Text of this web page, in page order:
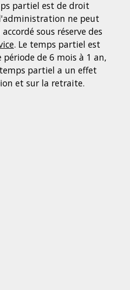
partiel est de droit
ne peut
sous réserve des
. Le temps partiel est
période de 6 mois à 1 an,
partiel a un effet
et sur la retraite.